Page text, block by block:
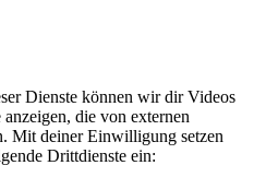
Dienste können wir dir Videos
die von externen
Mit deiner Einwilligung setzen
Drittdienste ein: